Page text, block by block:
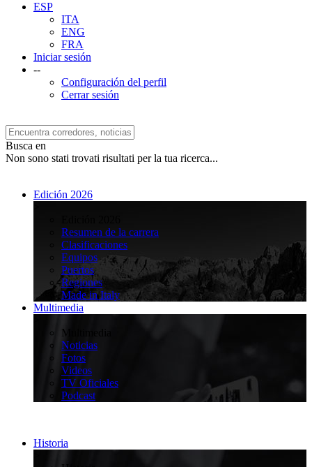
ESP
ITA
ENG
FRA
Iniciar sesión
--
Configuración del perfil
Cerrar sesión
Busca en
Non sono stati trovati risultati per la tua ricerca...
Edición 2026
Resumen de la carrera
Clasificaciones
Equipos
Puertos
Regiones
Made in Italy
Multimedia
Multimedia
Noticias
Fotos
Videos
TV Oficiales
Podcast
Historia